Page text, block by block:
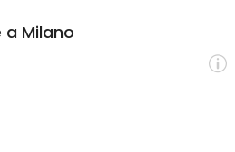
a Milano